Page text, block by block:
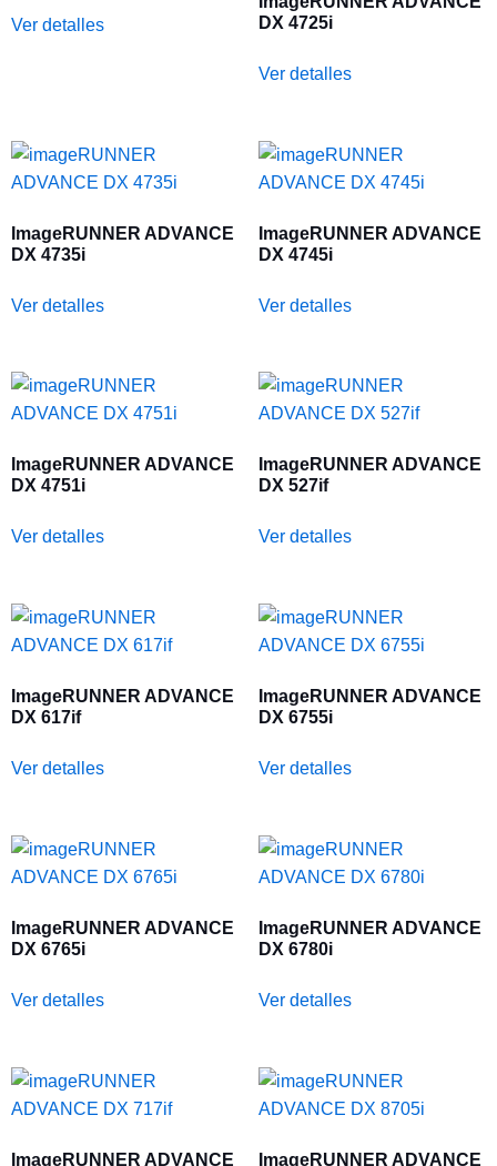
Ver detalles
DX 4725i
Ver detalles
ImageRUNNER ADVANCE
DX 4735i
Ver detalles
ImageRUNNER ADVANCE
DX 4745i
Ver detalles
ImageRUNNER ADVANCE
DX 4751i
Ver detalles
ImageRUNNER ADVANCE
DX 527if
Ver detalles
ImageRUNNER ADVANCE
DX 617if
Ver detalles
ImageRUNNER ADVANCE
DX 6755i
Ver detalles
ImageRUNNER ADVANCE
DX 6765i
Ver detalles
ImageRUNNER ADVANCE
DX 6780i
Ver detalles
ImageRUNNER ADVANCE
ImageRUNNER ADVANCE